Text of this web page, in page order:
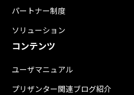
パートナー制度
ソリューション
コンテンツ
ユーザマニュアル
プリザンター関連ブログ紹介